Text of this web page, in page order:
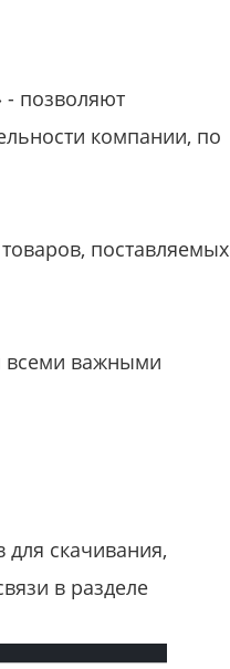
- позволяют
компании, по
поставляемых
всеми важными
скачивания,
в разделе